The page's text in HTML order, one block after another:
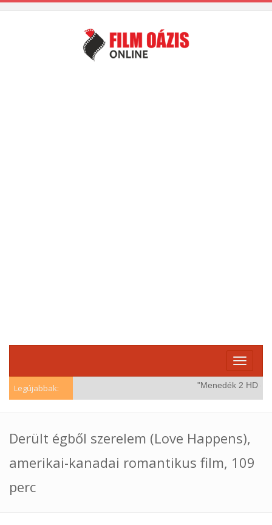
Toggle
Legújabbak: "Menedék 2 HD
Derült égből szerelem (Love Happens),
amerikai-kanadai romantikus film, 109
perc